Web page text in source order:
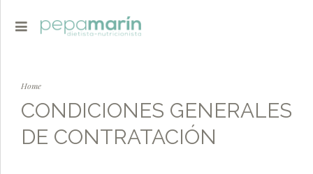
Home
CONDICIONES GENERALES
DE CONTRATACIÓN